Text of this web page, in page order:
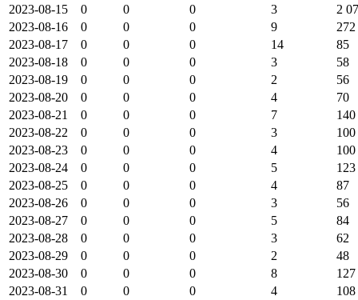
2023-08-15 0 0 0 3
2
2023-08-16
0 0 0 9
272
2023-08-17
0 0 0 14
85
2023-08-18
0 0 0 3
58
2023-08-19
0 0 0 2
56
2023-08-20
0 0 0 4
70
2023-08-21
0 0 0 7
140
2023-08-22
0 0 0 3
100
2023-08-23
0 0 0 4
100
2023-08-24
0 0 0 5
123
2023-08-25
0 0 0 4
87
2023-08-26
0 0 0 3
56
2023-08-27
0 0 0 5
84
2023-08-28
0 0 0 3
62
2023-08-29
0 0 0 2
48
2023-08-30
0 0 0 8
127
2023-08-31
0 0 0 4
108